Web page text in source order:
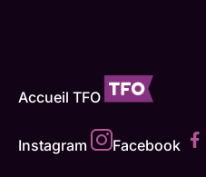
Accueil TFO
Instagram Facebook